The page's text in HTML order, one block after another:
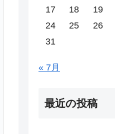
17
18 19
24
25 26
31
« 7月
最近の投稿